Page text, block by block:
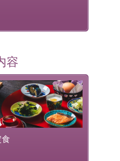
容
した和食膳に使わ
、諏訪の名産品を
取り入れ、安心・
けた長野県産...